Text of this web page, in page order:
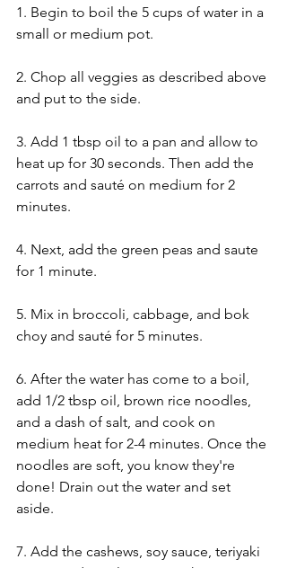
1. Begin to boil the 5 cups of water in a
small or medium pot.
2. Chop all veggies as described above
and put to the side.
3. Add 1 tbsp oil to a pan and allow to
heat up for 30 seconds. Then add the
carrots and sauté on medium for 2
minutes.
4. Next, add the green peas and saute
for 1 minute.
5. Mix in broccoli, cabbage, and bok
choy and sauté for 5 minutes.
6. After the water has come to a boil,
add 1/2 tbsp oil, brown rice noodles,
and a dash of salt, and cook on
medium heat for 2-4 minutes. Once the
noodles are soft, you know they're
done! Drain out the water and set
aside.
7. Add the cashews, soy sauce, teriyaki